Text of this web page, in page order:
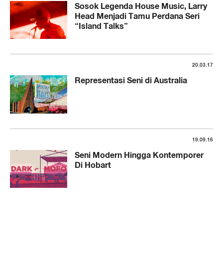
Sosok Legenda House Music, Larry
Head Menjadi Tamu Perdana Seri
“Island Talks”
20.03.17
Representasi Seni di Australia
19.09.16
Seni Modern Hingga Kontemporer
Di Hobart